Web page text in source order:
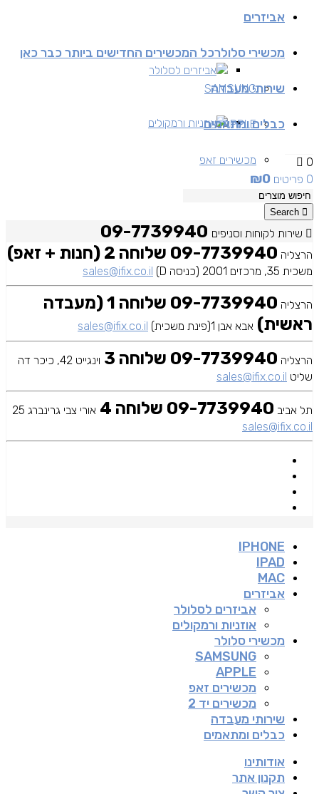
אביזרים
אביזרים לסלולר
אוזניות ורמקולים
מכשירי סלולרכל המכשירים החדישים ביותר כבר כאן
SAMSUNG
APPLE
מכשירים זאפ
שירותי מעבדה
כבלים ומתאמים
0
0 פריטים
₪0
Search
שירות לקוחות וסניפים
הרצליה 09-7739940 שלוחה 2 (חנות + זאפ)
משכית 35, מרכזים 2001 (כניסה D) sales@ifix.co.il
הרצליה
09-7739940 שלוחה 1 (מעבדה
ראשית) אבא אבן 1(פינת משכית) sales@ifix.co.il
הרצליה 09-7739940 שלוחה 3
וינגייט 42, כיכר דה
שליט sales@ifix.co.il
תל אביב 09-7739940 שלוחה 4
אורי צבי גרינברג 25
sales@ifix.co.il
IPHONE
IPAD
MAC
אביזרים
אביזרים לסלולר
אוזניות ורמקולים
מכשירי סלולר
SAMSUNG
APPLE
מכשירים זאפ
מכשירים יד 2
שירותי מעבדה
כבלים ומתאמים
אודותינו
תקנון אתר